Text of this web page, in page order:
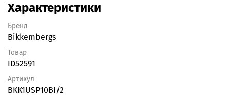
Характеристики
Бренд
Bikkembergs
Товар
ID52591
Артикул
BKK1USP10BI/2